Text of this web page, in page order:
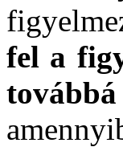
fel a